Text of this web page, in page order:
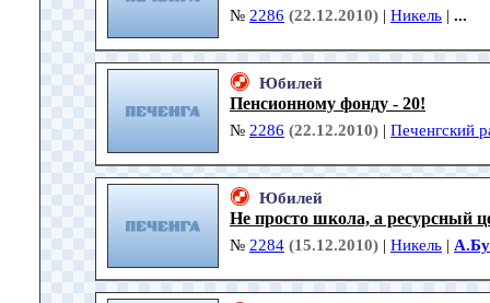
№ 2286 (22.12.2010) | Никель | ...
Юбилей
Пенсионному фонду - 20!
№ 2286 (22.12.2010) | Печенгский
Юбилей
Не просто школа, а ресурсный
№ 2284 (15.12.2010) | Никель |